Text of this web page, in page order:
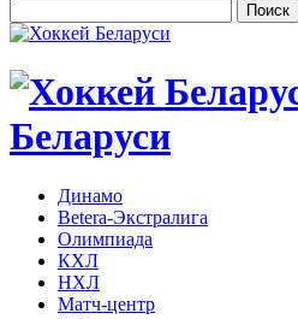
Беларуси
Динамо
Betera-Экстралига
Олимпиада
КХЛ
НХЛ
Матч-центр